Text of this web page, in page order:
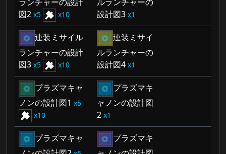
図2 5 10
設計図3
1
連装ミサイル
ランチャーの設計
図3 5 10
連装ミサイ
ルランチャーの
設計図4
1
プラズマキャ
ノンの設計図1
5
10
プラズマキ
ャノンの設計図
2
1
プラズマキャ
プラズマキ